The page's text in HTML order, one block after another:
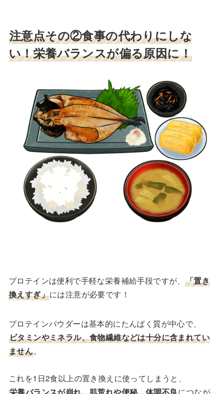
注意点その②食事の代わりにしな
い！栄養バランスが偏る原因に！
プロテインは便利で手軽な栄養補給手段ですが、 「置き
換えすぎ」には注意が必要です！
プロテインパウダーは基本的にたんぱく質が中心で、
ビタミンやミネラル、食物繊維などは十分に含まれてい
ません。
これを1日2食以上の置き換えに使ってしまうと、